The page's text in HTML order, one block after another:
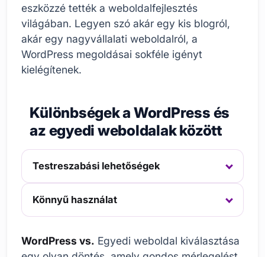
eszközzé tették a weboldalfejlesztés
világában. Legyen szó akár egy kis blogról,
akár egy nagyvállalati weboldalról, a
WordPress megoldásai sokféle igényt
kielégítenek.
Különbségek a WordPress és
az egyedi weboldalak között
Testreszabási lehetőségek
Könnyű használat
WordPress vs. Egyedi weboldal kiválasztása